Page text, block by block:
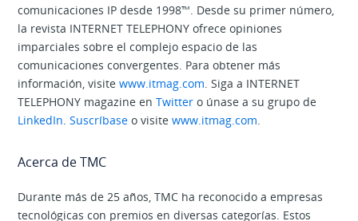
comunicaciones IP desde 1998™. Desde su primer número,
la revista INTERNET TELEPHONY ofrece opiniones
imparciales sobre el complejo espacio de las
comunicaciones convergentes. Para obtener más
información, visitewww.itmag.com . Siga a INTERNET
TELEPHONY magazine enTwitter o únase a su grupo de
LinkedIn .Suscríbase o visitewww.itmag.com
Acerca de TMC
Durante más de 25 años, TMC ha reconocido a empresas
tecnológicas con premios en diversas categorías. Estos